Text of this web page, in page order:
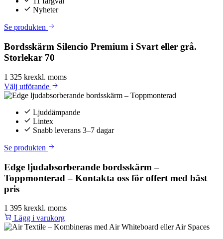
Nyheter
Se produkten
Bordsskärm Silencio Premium i Svart eller grå.
Storlekar 70
1 325 krexkl. moms
Välj utförande
Ljuddämpande
Lintex
Snabb leverans 3–7 dagar
Se produkten
Edge ljudabsorberande bordsskärm –
Toppmonterad – Kontakta oss för offert med bäst
pris
1 395 krexkl. moms
Lägg i varukorg